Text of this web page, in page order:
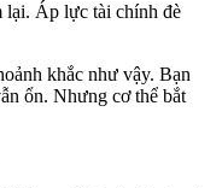
lại. Áp lực tài chính đè
khắc như vậy. Bạn
ổn. Nhưng cơ thể bắt